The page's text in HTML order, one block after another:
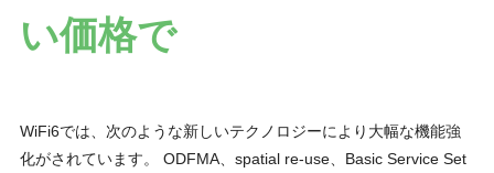
い価格で
WiFi6では、次のような新しいテクノロジーにより大幅な機能強
化がされています。 ODFMA、spatial re-use、Basic Service Set